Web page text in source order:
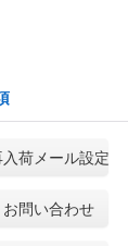
入荷メール設定
お問い合わせ